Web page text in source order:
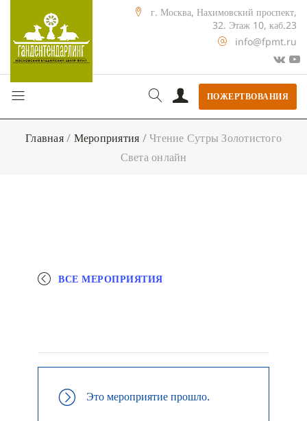
г. Москва, Нахимовский проспект,
32. Этаж 10, каб.23
info@fpmt.ru
ПОЖЕРТВОВАНИЯ
Главная/ Мероприятия /Чтение Сутры Золотистого
Света онлайн
ВСЕ МЕРОПРИЯТИЯ
Это мероприятие прошло.